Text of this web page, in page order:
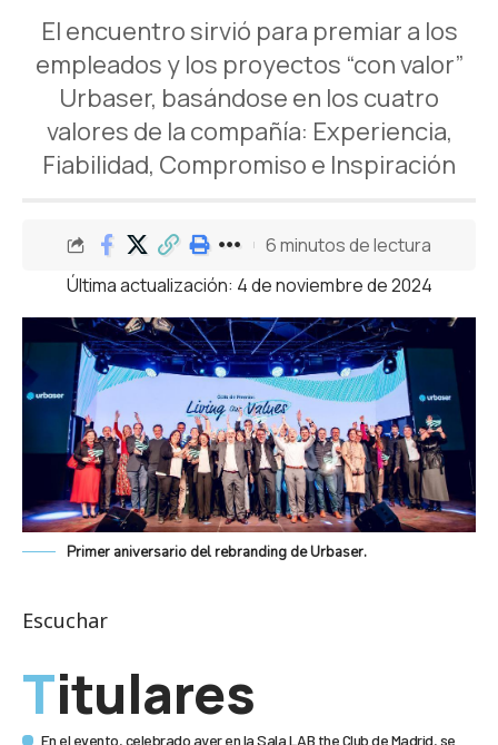
El encuentro sirvió para premiar a los
empleados y los proyectos “con valor”
Urbaser, basándose en los cuatro
valores de la compañía: Experiencia,
Fiabilidad, Compromiso e Inspiración
Última actualización: 4 de noviembre de 2024
6 minutos de lectura
Primer aniversario del rebranding de Urbaser.
Escuchar
Titulares
En el evento, celebrado ayer en la Sala LAB the Club de Madrid, se